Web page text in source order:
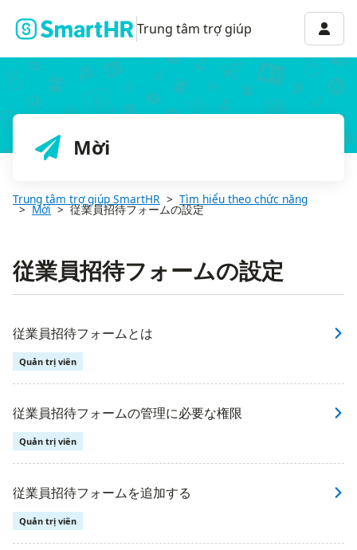
Trung tâm trợ giúp
Mời
Trung tâm trợ giúp SmartHR Tìm hiểu theo chức năng
Mời 従業員招待フォームの設定
従業員招待フォームの設定
従業員招待フォームとは
Quản trị viên
従業員招待フォームの管理に必要な権限
Quản trị viên
従業員招待フォームを追加する
Quản trị viên